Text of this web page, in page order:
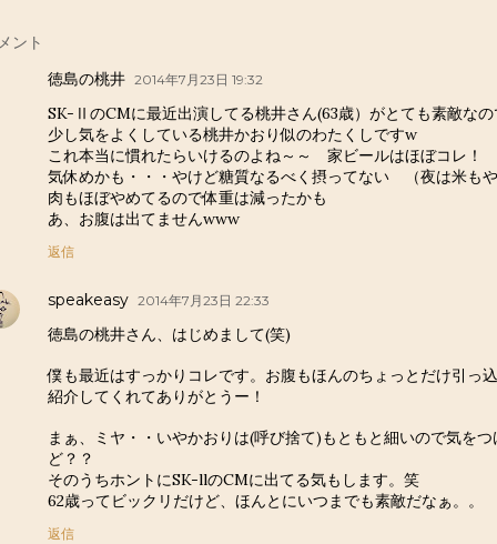
ント
徳島の桃井 2014年7月23日 19:32
SK-ⅡのCMに最近出演してる桃井さん(63歳）がとても素敵なの
少し気をよくしている桃井かおり似のわたくしですw
これ本当に慣れたらいけるのよね～～ 家ビールはほぼコレ！
気休めかも・・・やけど糖質なるべく摂ってない （夜は米も
肉もほぼやめてるので体重は減ったかも
あ、お腹は出てませんwww
返信
speakeasy 2014年7月23日 22:33
徳島の桃井さん、はじめまして(笑)
僕も最近はすっかりコレです。お腹もほんのちょっとだけ引っ
紹介してくれてありがとうー！
まぁ、ミヤ・・いやかおりは(呼び捨て)もともと細いので気を
ど？？
そのうちホントにSK-llのCMに出てる気もします。笑
62歳ってビックリだけど、ほんとにいつまでも素敵だなぁ。。
返信